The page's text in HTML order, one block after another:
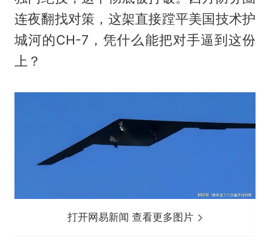
连夜翻找对策，这架直接蹚平美国技术护
城河的CH-7，凭什么能把对手逼到这份
上？
打开网易新闻 查看更多图片